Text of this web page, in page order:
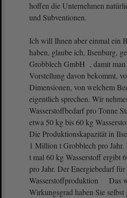
hoffen die Unternehmen
und Subventionen.
Ich will Ihnen aber einmal ein
haben, glaube ich, Ilsenburg,
Grobblech GmbH , damit man
Vorstellung davon bekommt,
Dimensionen, von welchem
eigentlich sprechen. Wir
Wasserstoffbedarf pro Tonne
etwa 50 kg bis 60 kg
Die Produktionskapazität in
1 Million t Grobblech pro
t mal 60 kg Wasserstoff ergibt
pro Jahr. Der Energiebedarf für
Wasserstoffproduktion Das
Wirkungsgrad haben Sie selbst